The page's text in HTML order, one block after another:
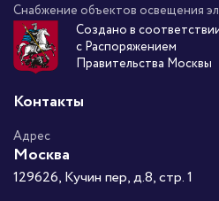
Снабжение объектов освещения
Создано в
с Распоряжением
Правительства Москвы
Контакты
Адрес
Москва
129626, Кучин пер, д.8, стр. 1